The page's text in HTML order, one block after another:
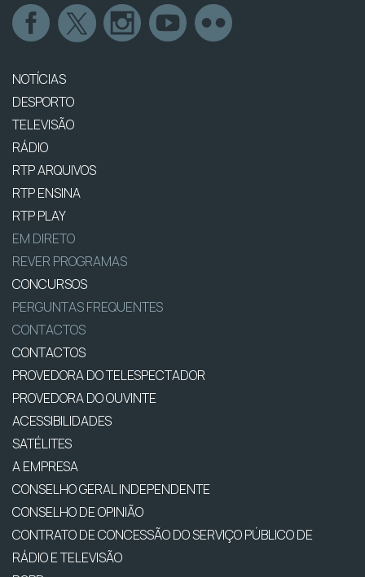
NOTÍCIAS
DESPORTO
TELEVISÃO
RÁDIO
RTP ARQUIVOS
RTP ENSINA
RTP PLAY
EM DIRETO
REVER PROGRAMAS
CONCURSOS
PERGUNTAS FREQUENTES
CONTACTOS
CONTACTOS
PROVEDORA DO TELESPECTADOR
PROVEDORA DO OUVINTE
ACESSIBILIDADES
SATÉLITES
A EMPRESA
CONSELHO GERAL INDEPENDENTE
CONSELHO DE OPINIÃO
CONTRATO DE CONCESSÃO DO SERVIÇO PÚBLICO DE
RÁDIO E TELEVISÃO